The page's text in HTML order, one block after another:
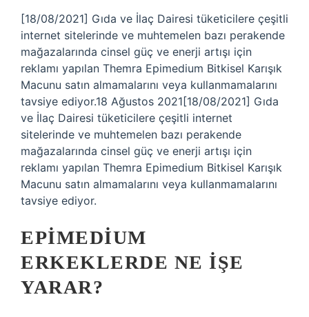
[18/08/2021] Gıda ve İlaç Dairesi tüketicilere çeşitli
internet sitelerinde ve muhtemelen bazı perakende
mağazalarında cinsel güç ve enerji artışı için
reklamı yapılan Themra Epimedium Bitkisel Karışık
Macunu satın almamalarını veya kullanmamalarını
tavsiye ediyor.18 Ağustos 2021[18/08/2021] Gıda
ve İlaç Dairesi tüketicilere çeşitli internet
sitelerinde ve muhtemelen bazı perakende
mağazalarında cinsel güç ve enerji artışı için
reklamı yapılan Themra Epimedium Bitkisel Karışık
Macunu satın almamalarını veya kullanmamalarını
tavsiye ediyor.
EPIMEDIUM
ERKEKLERDE NE IŞE
YARAR?